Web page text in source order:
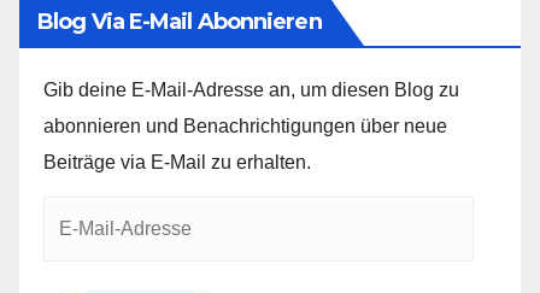
Blog Via E-Mail Abonnieren
Gib deine E-Mail-Adresse an, um diesen Blog zu
abonnieren und Benachrichtigungen über neue
Beiträge via E-Mail zu erhalten.